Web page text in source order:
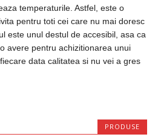
temperaturile. Astfel, este o
pentru toti cei care nu mai doresc
este unul destul de accesibil, asa ca
avere pentru achizitionarea unui
data calitatea si nu vei a gres
PRODUSE